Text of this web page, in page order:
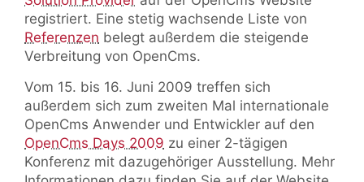
registriert. Eine stetig wachsende Liste von
Referenzen belegt außerdem die steigende
Verbreitung von OpenCms.
Vom 15. bis 16. Juni 2009 treffen sich
außerdem sich zum zweiten Mal internationale
OpenCms Anwender und Entwickler auf den
OpenCms Days 2009 zu einer 2-tägigen
Konferenz mit dazugehöriger Ausstellung. Mehr